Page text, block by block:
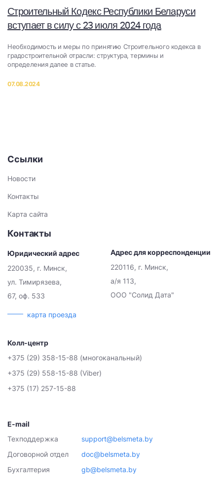
Строительный Кодекс Республики Беларуси
вступает в силу с 23 июля 2024 года
Необходимость и меры по принятию Строительного кодекса в
градостроительной отрасли: структура, термины и
определения далее в статье.
07.08.2024
Ссылки
Новости
Контакты
Карта сайта
Контакты
Юридический адрес
220035, г. Минск,
ул. Тимирязева,
67, оф. 533
карта проезда
Адрес для корреспонденции
220116, г. Минск,
а/я 113,
ООО "Солид Дата"
Колл-центр
+375 (29) 358-15-88 (многоканальный)
+375 (29) 558-15-88 (Viber)
+375 (17) 257-15-88
E-mail
Техподдержка
support@belsmeta.by
Договорной отдел
doc@belsmeta.by
Бухгалтерия
gb@belsmeta.by